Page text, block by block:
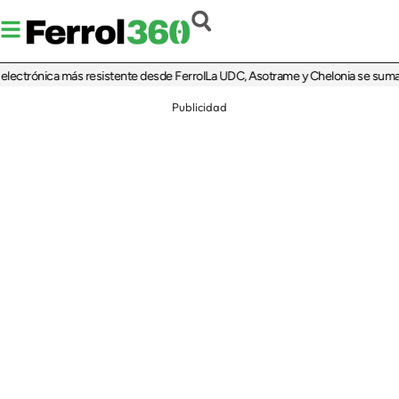
más resistente desde FerrolLa UDC, Asotrame y Chelonia se suman al
Publicidad